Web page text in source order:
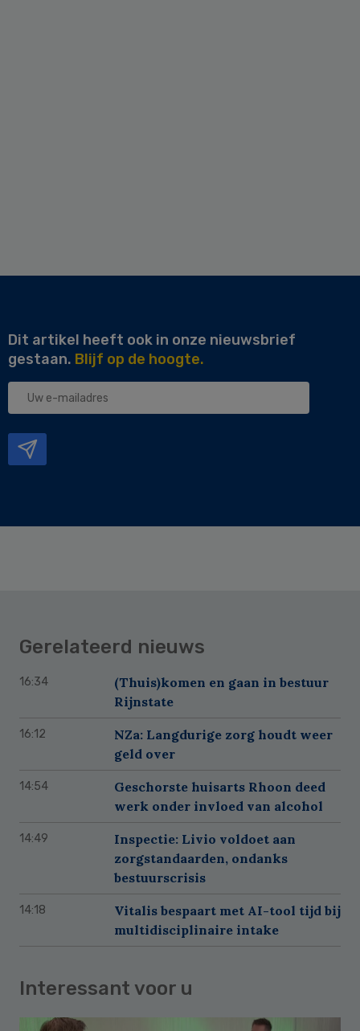
Dit artikel heeft ook in onze nieuwsbrief
gestaan. Blijf op de hoogte.
Uw
Gerelateerd nieuws
16:34
(Thuis)komen en gaan in bestuur
Rijnstate
16:12
NZa: Langdurige zorg houdt weer
geld over
14:54
Geschorste huisarts Rhoon deed
werk onder invloed van alcohol
14:49
Inspectie: Livio voldoet aan
zorgstandaarden, ondanks
bestuurscrisis
14:18
Vitalis bespaart met AI-tool tijd bij
multidisciplinaire intake
Interessant voor u